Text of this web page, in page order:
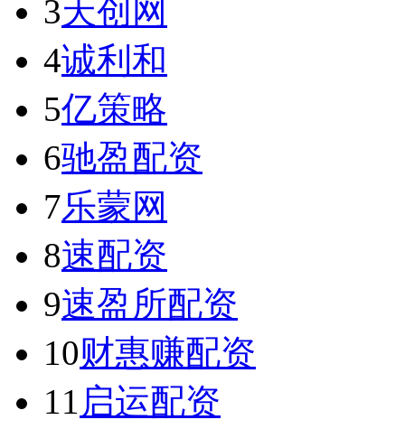
3天创网
4诚利和
5亿策略
6驰盈配资
7乐蒙网
8速配资
9速盈所配资
10财惠赚配资
11 启运配资